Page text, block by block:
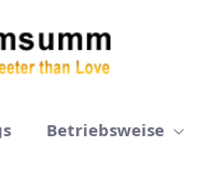
Betriebsweise